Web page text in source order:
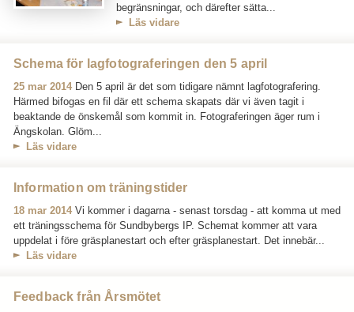
begränsningar, och därefter sätta...
Läs vidare
Schema för lagfotograferingen den 5 april
25 mar 2014 Den 5 april är det som tidigare nämnt lagfotografering.
Härmed bifogas en fil där ett schema skapats där vi även tagit i
beaktande de önskemål som kommit in. Fotograferingen äger rum i
Ängskolan. Glöm...
Läs vidare
Information om träningstider
18 mar 2014 Vi kommer i dagarna - senast torsdag - att komma ut med
ett träningsschema för Sundbybergs IP. Schemat kommer att vara
uppdelat i före gräsplanestart och efter gräsplanestart. Det innebär...
Läs vidare
Feedback från Årsmötet